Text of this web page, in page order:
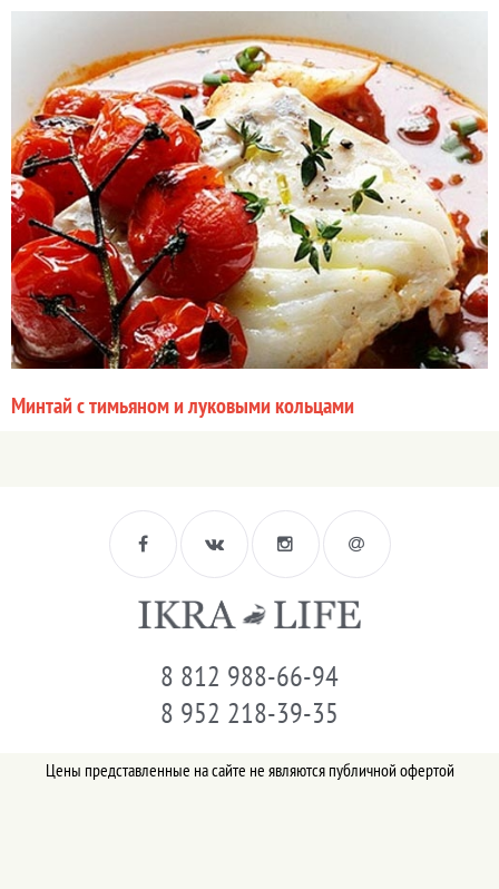
Минтай с тимьяном и луковыми кольцами
8 812 988-66-94
8 952 218-39-35
Цены представленные на сайте не являются публичной офертой